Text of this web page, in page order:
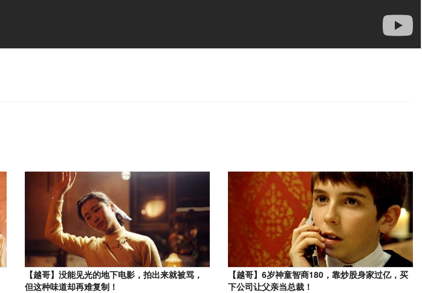
【越哥】没能见光的地下电影，拍出来就被骂，
但这种味道却再难复制！
【越哥】6岁神童智商180，靠炒股身家过亿，买
下公司让父亲当总裁！